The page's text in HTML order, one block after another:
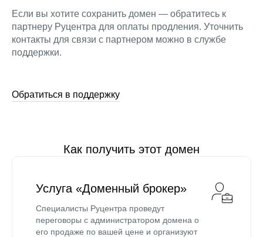
Если вы хотите сохранить домен — обратитесь к
партнеру Руцентра для оплаты продления. Уточнить
контакты для связи с партнером можно в службе
поддержки.
Обратиться в поддержку
Как получить этот домен
Услуга «Доменный брокер»
Специалисты Руцентра проведут
переговоры с администратором домена о
его продаже по вашей цене и организуют